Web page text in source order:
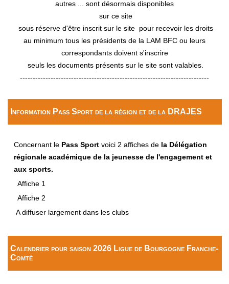
autres ... sont désormais disponibles
sur ce site
sous réserve d'être inscrit sur le site pour recevoir les droits
au minimum tous les présidents de la LAM BFC ou leurs
correspondants doivent s'inscrire
seuls les documents présents sur le site sont valables.
--------------------------------------------------------------------------
Information Pass Sport de la région et de la DRAJES
Concernant lePass Sportvoici 2 affiches dela Délégation
régionale académique de la jeunesse de l'engagement et
aux sports.
Affiche 1
Affiche 2
A diffuser largement dans les clubs
Calendrier pour saison 2026 Ligue de Bourgogne Franche-
Comté